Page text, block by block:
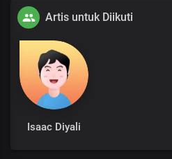
Artis untuk Diikuti
Isaac Diyali